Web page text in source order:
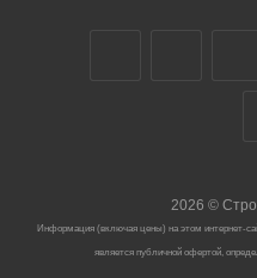
2026 ©
Информация (включая цены) на этом интернет-
является публичной офертой,